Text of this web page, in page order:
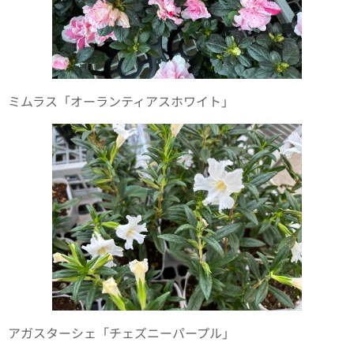
ミムラス「オーランティアスホワイト」
アガスターシェ「チェズニーパープル」